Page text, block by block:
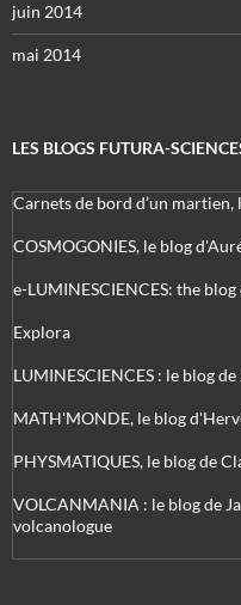
juin 2014
mai 2014
LES BLOGS FUTURA-
Carnets de bord d’un martien,
COSMOGONIES, le blog
e-LUMINESCIENCES: the
Explora
LUMINESCIENCES : le blog
MATH'MONDE, le blog
PHYSMATIQUES, le blog de
VOLCANMANIA : le blog de
volcanologue